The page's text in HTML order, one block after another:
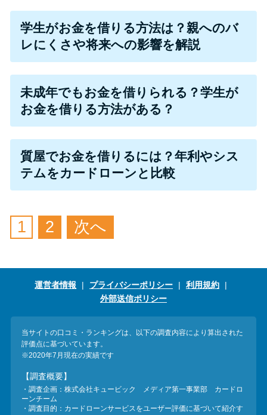
無利息期間を利用して利息0円で
お金を借りる3つのポイント
種類・特徴別一覧
その他コラム
今月の家賃払えない…2ヵ月目に
は解決しないと危険な理由と対
処法3つ
家賃払えないが強制退去は避け
たい…市役所に相談より賢い方
街金とは？絶対審査通る？借金
に悩む人へ街金をおすすめしな
い理由
質屋でお金を借りるには？年利
較
学生がお金を借りる方法は？親へのバ
レにくさや将来への影響を解説
未成年でもお金を借りられる？学生が
お金を借りる方法がある？
質屋でお金を借りるには？年利やシス
テムをカードローンと比較
1 2 次へ
運営者情報 プライバシーポリシー
利用規約
外部送信ポリシー
当サイトの口コミ・ランキングは、以下の調査内容により算出された
評価点に基づいています。
※2020年7月現在の実績です
【調査概要】
・調査企画：株式会社キュービック メディア第一事業部 カードロ
ーンチーム
・調査目的：カードローンサービスをユーザー評価に基づいて紹介す